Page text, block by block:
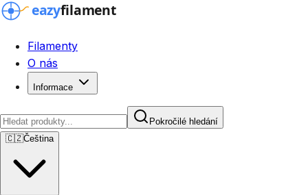
Filamenty
O nás
Informace
Pokročilé hledání
🇨🇿Čeština